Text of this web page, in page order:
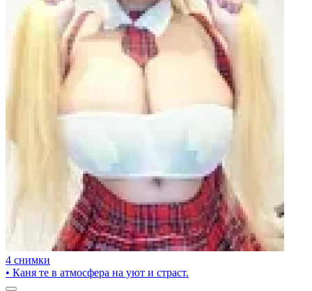
4 снимки
• Каня те в атмосфера на уют и страст.